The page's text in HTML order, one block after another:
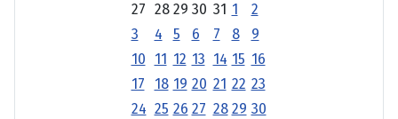
27 28 29 30 31 1
2
3
4 5 6 7 8
9
10
11 12 13 14 15 16
17
18 19 20 21 22 23
24 25 26 27 28 29 30